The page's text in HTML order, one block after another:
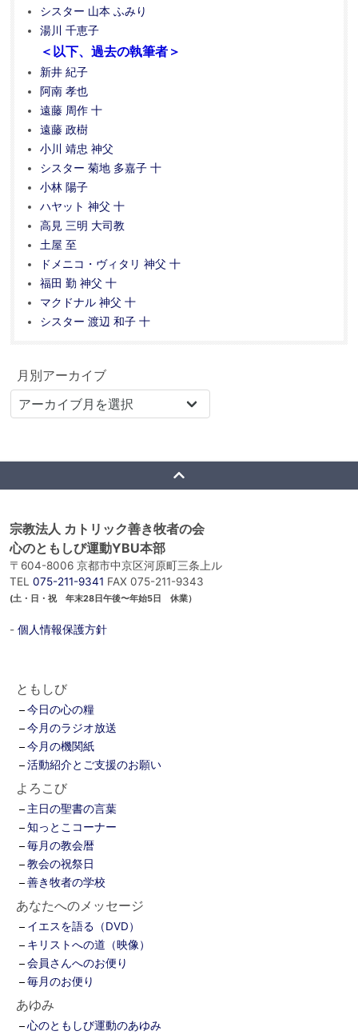
シスター 山本 ふみり
湯川 千恵子
＜以下、過去の執筆者＞
新井 紀子
阿南 孝也
遠藤 周作 十
遠藤 政樹
小川 靖忠 神父
シスター 菊地 多嘉子 十
小林 陽子
ハヤット 神父 十
高見 三明 大司教
土屋 至
ドメニコ・ヴィタリ 神父 十
福田 勤 神父 十
マクドナル 神父 十
シスター 渡辺 和子 十
月別アーカイブ
宗教法人 カトリック善き牧者の会
心のともしび運動YBU本部
〒604-8006 京都市中京区河原町三条上ル
TEL 075-211-9341 FAX 075-211-9343
(土・日・祝 年末28日午後〜年始5日 休業）
- 個人情報保護方針
ともしび
今日の心の糧
今月のラジオ放送
今月の機関紙
活動紹介とご支援のお願い
よろこび
主日の聖書の言葉
知っとこコーナー
毎月の教会暦
教会の祝祭日
善き牧者の学校
あなたへのメッセージ
イエスを語る（DVD）
キリストへの道（映像）
会員さんへのお便り
毎月のお便り
あゆみ
心のともしび運動のあゆみ